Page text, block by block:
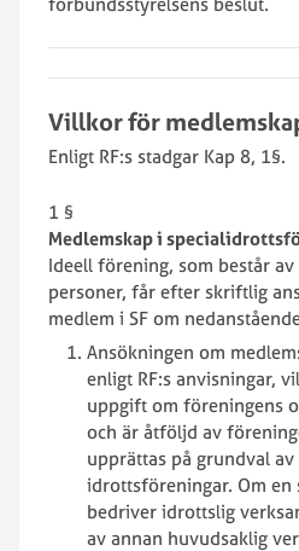
Villkor för
Enligt RF:s stadgar Kap 8, 1§.
1 §
Medlemskap i
Ideell förening, som består
personer, får efter skriftlig
medlem i SF om
Ansökningen om
enligt RF:s anvisningar,
uppgift om föreningens
och är åtföljd av
upprättas på grundval
idrottsföreningar. Om en
bedriver idrottslig
av annan huvudsaklig